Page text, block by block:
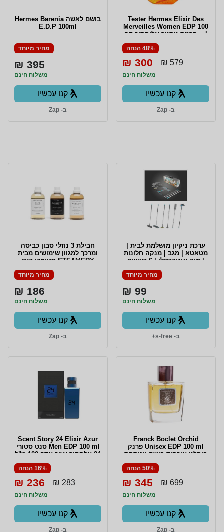
Tester Hermes Elixir Des
Merveilles Women EDP 100
ml הרמס טסטר אליקסיר דה
מרווי אדפ לאישה 100 מ"ל
48% הנחה
579 ₪
300 ₪
משלוח חינם
קנו עכשיו
ב- Zap
בושם לאשה Hermes Barenia
E.D.P 100ml
מחיר מיוחד
395 ₪
משלוח חינם
קנו עכשיו
ב- Zap
ערכת ניקיון מושלמת לבית |
מטאטא | מגב | מנקה חלונות
| מוט אוניברסלי | 6 ראשים
מתחלפים | סה"כ 7 חלקים |
מחיר מיוחד
99 ₪
משלוח חינם
קנו עכשיו
ב- s-free+
חבילת 3 נוזלי סבון כביסה
ומרכך למגוון שימושים מבית
STEAMERY סטימרי דגם
LAUNDRY TRIO PACKAGE
מחיר מיוחד
186 ₪
משלוח חינם
קנו עכשיו
ב- Zap
Franck Boclet Orchid
Unisex EDP 100 ml פרנק
בוקלט אורקיד בושם יוניסקס
50% הנחה
699 ₪
345 ₪
משלוח חינם
קנו עכשיו
ב- Zap
Scent Story 24 Elixir Azur
Men EDP 100 ml סנט סטורי
24 אלקסיר אזור אדפ 100 מ"ל
16% הנחה
283 ₪
236 ₪
משלוח חינם
קנו עכשיו
ב- Zap